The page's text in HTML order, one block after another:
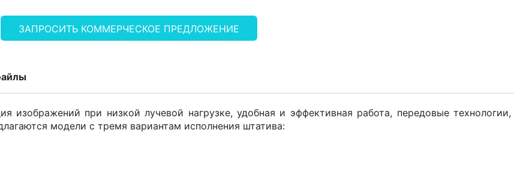
ЗАПРОСИТЬ КОММЕРЧЕСКОЕ ПРЕДЛОЖЕНИЕ
изображений при низкой лучевой нагрузке, удобная и эффективная работа, передовые технологии,
модели с тремя вариантам исполнения штатива: